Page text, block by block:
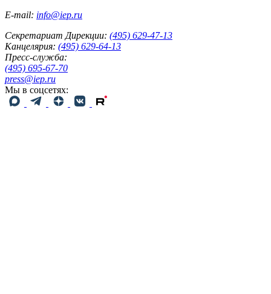
E-mail: info@iep.ru
Секретариат Дирекции: (495) 629-47-13
Канцелярия: (495) 629-64-13
Пресс-служба:
(495) 695-67-70
press@iep.ru
Мы в соцсетях: